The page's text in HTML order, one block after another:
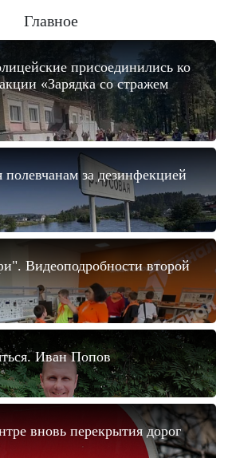
Главное
присоединились ко
«Зарядка со стражем
полевчанам за дезинфекцией
Видеоподробности второй
Иван Попов
вновь перекрытия дорог